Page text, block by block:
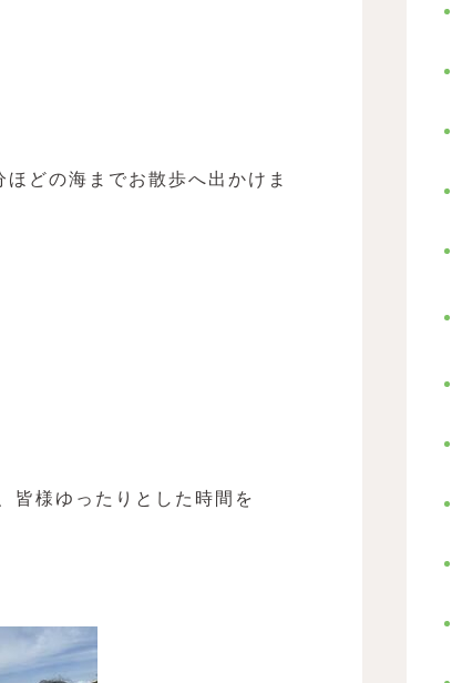
どの海までお散歩へ出かけま
皆様ゆったりとした時間を